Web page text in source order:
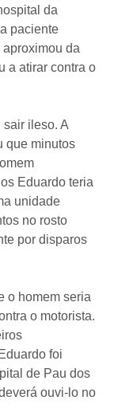
da
paciente
da
a atirar contra o
ileso. A
que minutos
Eduardo teria
unidade
no rosto
por disparos
o homem seria
o motorista.
foi
de Pau dos
ouvi-lo no